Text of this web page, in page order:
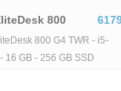
800
800 G4 TWR - i5-
16 GB - 256 GB SSD